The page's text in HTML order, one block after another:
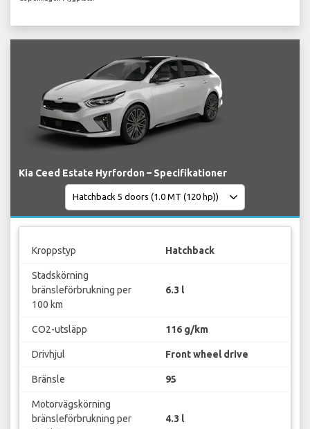
Kia Ceed Estate Hyrfordon – Specifikationer
Kroppstyp Hatchback
Stadskörning
bränsleförbrukning per
100 km
6.3 l
CO2-utsläpp 116 g/km
Drivhjul Front wheel drive
Bränsle 95
Motorvägskörning
bränsleförbrukning per
4.3 l